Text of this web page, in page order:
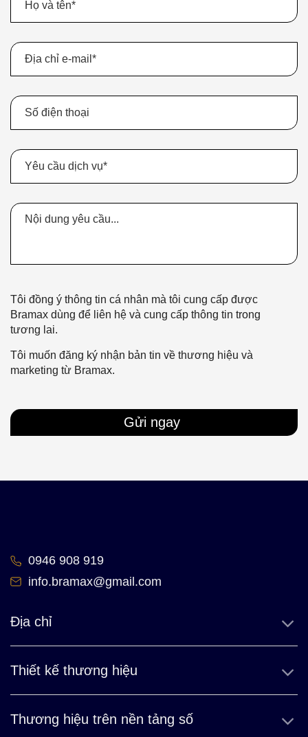
Tôi đồng ý thông tin cá nhân mà tôi cung cấp được
Bramax dùng để liên hệ và cung cấp thông tin trong
tương lai.
Tôi muốn đăng ký nhận bản tin về thương hiệu và
marketing từ Bramax.
Gửi ngay
0946 908 919
info.bramax@gmail.com
Địa chỉ
Thiết kế thương hiệu
Thương hiệu trên nền tảng số